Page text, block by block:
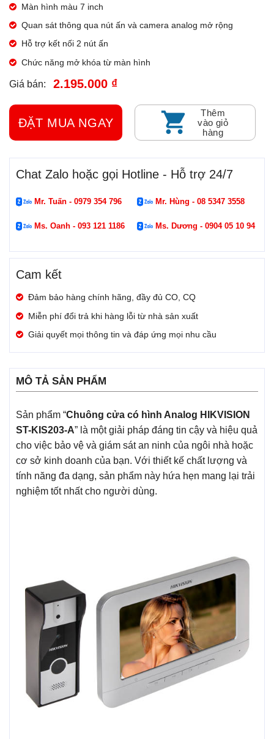
Màn hình màu 7 inch
Quan sát thông qua nút ấn và camera analog mở rộng
Hỗ trợ kết nối 2 nút ấn
Chức năng mở khóa từ màn hình
Giá bán: 2.195.000 ₫
ĐẶT MUA NGAY
Thêm
vào giỏ
hàng
Chat Zalo hoặc gọi Hotline - Hỗ trợ 24/7
Mr. Tuấn - 0979 354 796 Mr. Hùng - 08 5347 3558
Ms. Oanh - 093 121 1186 Ms. Dương - 0904 05 10 94
Cam kết
Đảm bảo hàng chính hãng, đầy đủ CO, CQ
Miễn phí đổi trả khi hàng lỗi từ nhà sản xuất
Giải quyết mọi thông tin và đáp ứng mọi nhu cầu
MÔ TẢ SẢN PHẨM
Sản phẩm “Chuông cửa có hình Analog HIKVISION
ST-KIS203-A” là một giải pháp đáng tin cậy và hiệu quả
cho việc bảo vệ và giám sát an ninh của ngôi nhà hoặc
cơ sở kinh doanh của bạn. Với thiết kế chất lượng và
tính năng đa dạng, sản phẩm này hứa hẹn mang lại trải
nghiệm tốt nhất cho người dùng.